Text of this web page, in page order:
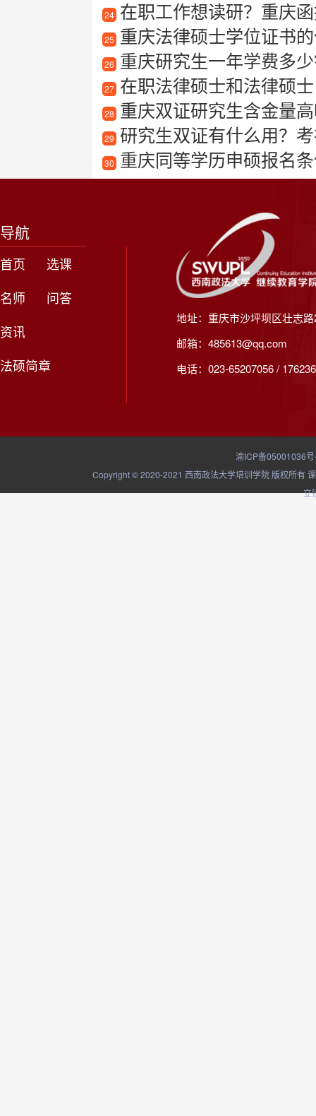
24 在职工作想读研？重庆
25 重庆法律硕士学位证书
26 重庆研究生一年学费多
27 在职法律硕士和法律硕士
28 重庆双证研究生含金量高吗？
29 研究生双证有什么用？
30 重庆同等学历申硕报名
导航
首页
选课
名师
问答
资讯
法硕简章
地址：重庆市沙坪坝区壮志
邮箱：485613@qq.com
电话：023-65207056 /
渝ICP备05001036
Copyright © 2020-2021 西南政法大学培训学院 版权所有
立